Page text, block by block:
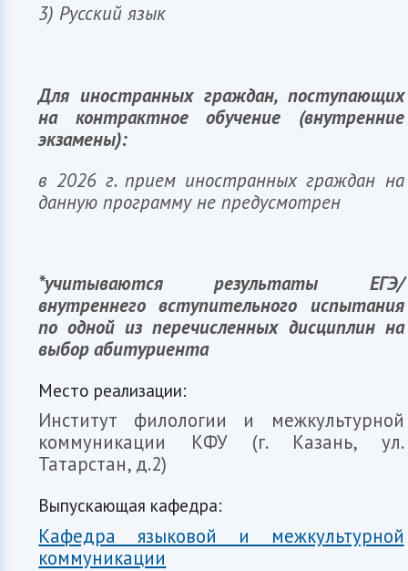
3) Русский язык
Для иностранных граждан, поступающих
на контрактное обучение (внутренние
экзамены):
в 2026 г. прием иностранных граждан на
данную программу не предусмотрен
*учитываются результаты ЕГЭ/
внутреннего вступительного испытания
по одной из перечисленных дисциплин на
выбор абитуриента
Место реализации:
Институт филологии и межкультурной
коммуникации КФУ (г. Казань, ул.
Татарстан, д.2)
Выпускающая кафедра:
Кафедра языковой и межкультурной
коммуникации